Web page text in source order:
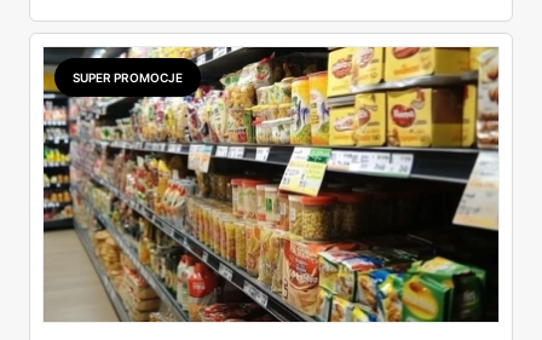
jak to wygląda w praktyce? Czy mały osiedlowy sklepik
może działać? A co z Żabką czy stacjami benzynowymi? W
tym artykule rozwiewamy wątpliwości i pokazujemy, gdzie
w niedzielę można coś kupić – bez nerwów i krążenia po
mieście.
SUPER PROMOCJE